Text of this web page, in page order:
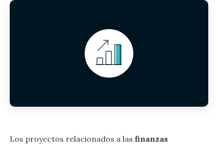
Los proyectos relacionados a las finanzas